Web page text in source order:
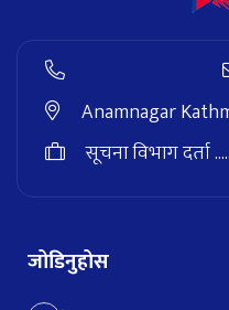
Anamnagar
सूचना विभाग दर्ता .....
जोडिनुहोस